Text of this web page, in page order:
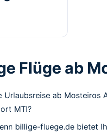
Flüge ab
Urlaubsreise ab Mosteiros
MTI?
billige-fluege.de bietet